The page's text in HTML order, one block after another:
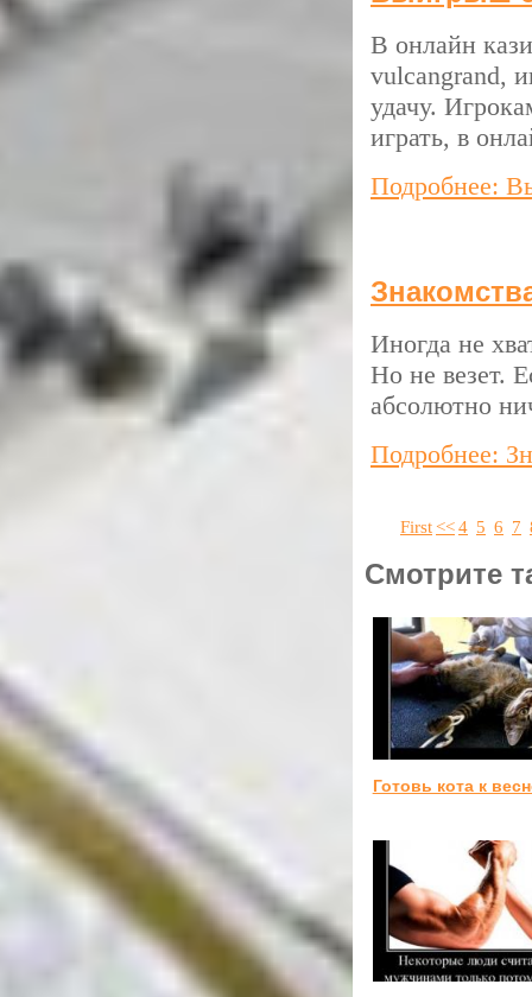
В онлайн
vulcangrand,
удачу.
играть, в
Подробнее:
Иногда не
Но не везет.
абсолютно
Подробнее:
First<<4 5 6 7
Смотрите
Готовь кота к